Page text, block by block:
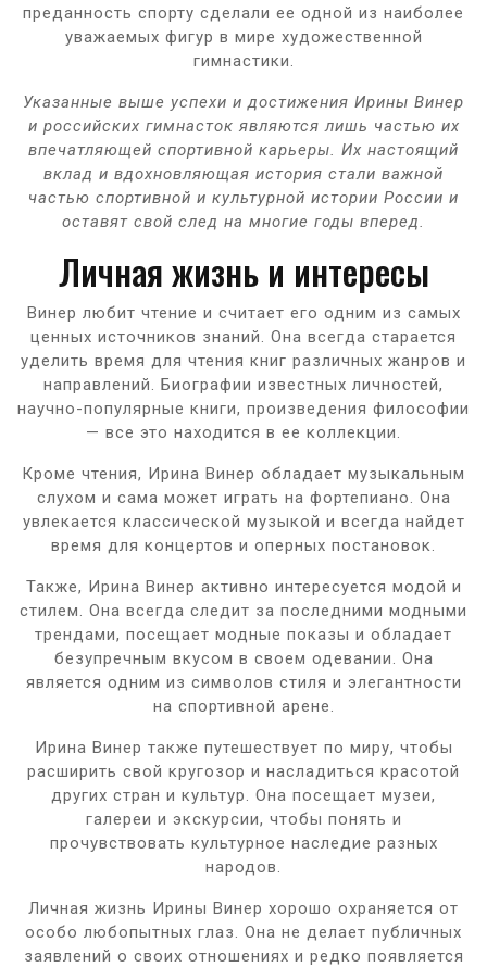
преданность спорту сделали ее одной из наиболее
уважаемых фигур в мире художественной
гимнастики.
Указанные выше успехи и достижения Ирины Винер
и российских гимнасток являются лишь частью их
впечатляющей спортивной карьеры. Их настоящий
вклад и вдохновляющая история стали важной
частью спортивной и культурной истории России и
оставят свой след на многие годы вперед.
Личная жизнь и интересы
Винер любит чтение и считает его одним из самых
ценных источников знаний. Она всегда старается
уделить время для чтения книг различных жанров и
направлений. Биографии известных личностей,
научно-популярные книги, произведения философии
— все это находится в ее коллекции.
Кроме чтения, Ирина Винер обладает музыкальным
слухом и сама может играть на фортепиано. Она
увлекается классической музыкой и всегда найдет
время для концертов и оперных постановок.
Также, Ирина Винер активно интересуется модой и
стилем. Она всегда следит за последними модными
трендами, посещает модные показы и обладает
безупречным вкусом в своем одевании. Она
является одним из символов стиля и элегантности
на спортивной арене.
Ирина Винер также путешествует по миру, чтобы
расширить свой кругозор и насладиться красотой
других стран и культур. Она посещает музеи,
галереи и экскурсии, чтобы понять и
прочувствовать культурное наследие разных
народов.
Личная жизнь Ирины Винер хорошо охраняется от
особо любопытных глаз. Она не делает публичных
заявлений о своих отношениях и редко появляется